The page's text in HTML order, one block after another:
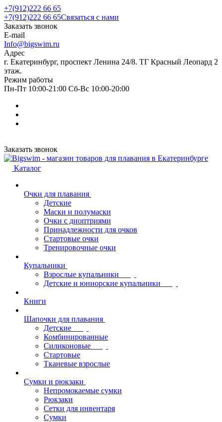
+7(912)222 66 65
+7(912)222 66 65Связаться с нами
Заказать звонок
E-mail
Info@bigswim.ru
Адрес
г. Екатеринбург, проспект Ленина 24/8. ТГ Красный Леопард 2
этаж.
Режим работы
Пн-Пт 10:00-21:00 Сб-Вс 10:00-20:00
Заказать звонок
Каталог
Очки для плавания
Детские
Маски и полумаски
Очки с диоптриями
Принадлежности для очков
Стартовые очки
Тренировочные очки
Купальники
Взрослые купальники
Детские и юниорские купальники
Книги
Шапочки для плавания
Детские
Комбинированные
Силиконовые
Стартовые
Тканевые взрослые
Сумки и рюкзаки
Непромокаемые сумки
Рюкзаки
Сетки для инвентаря
Сумки